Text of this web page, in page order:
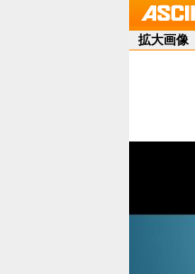
拡大画像